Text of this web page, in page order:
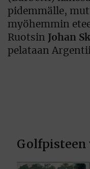
pidemmälle,
myöhemmin
Ruotsin
Johan
pelataan